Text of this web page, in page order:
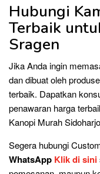
Hubungi
Terbaik
Sragen
Jika Anda ingin
dan dibuat oleh
terbaik. Dapatkan
penawaran harga
Kanopi Murah Sidoharjo
Segera hubungi
WhatsApp Klik di sini